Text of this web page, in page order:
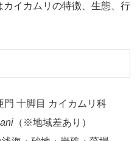
イカムリの特徴、生態、行
門 十脚目 カイカムリ科
（※地域差あり）